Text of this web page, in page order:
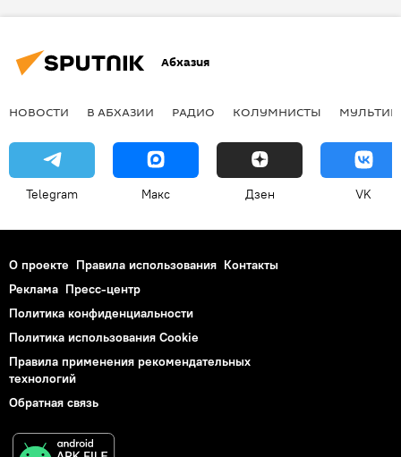
Абхазия
НОВОСТИ В АБХАЗИИ РАДИО КОЛУМНИСТЫ
Telegram Макс Дзен VK
О проекте Правила использования Контакты
Реклама Пресс-центр
Политика конфиденциальности
Политика использования Cookie
Правила применения рекомендательных
технологий
Обратная связь